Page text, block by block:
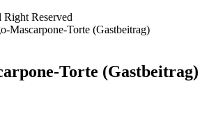
Reserved
Mascarpone-Torte (Gastbeitrag)
Torte (Gastbeitrag)